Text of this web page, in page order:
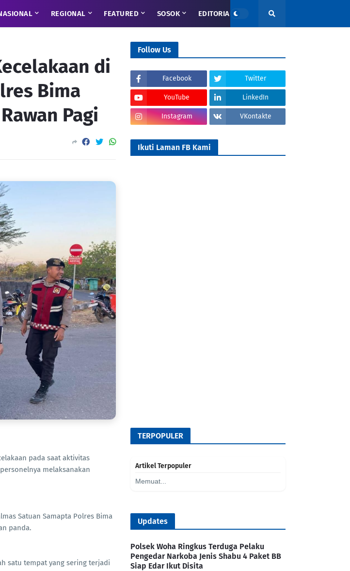
REGIONAL FEATURED SOSOK EDITORIAL
di
Bima
Pagi
pada saat aktivitas
melaksanakan
Satuan Samapta Polres Bima
panda.
satu tempat yang sering terjadi
Follow Us
Facebook Twitter
YouTube LinkedIn
Instagram VKontakte
Ikuti Laman FB Kami
TERPOPULER
Artikel Terpopuler
Memuat...
Updates
Polsek Woha Ringkus Terduga Pelaku
Pengedar Narkoba Jenis Shabu 4 Paket BB
Siap Edar Ikut Disita